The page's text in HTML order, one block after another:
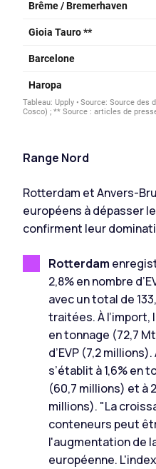
Range Nord
Rotterdam et Anvers-
européens à dépasser
confirment leur
Rotterdam
2,8% en nombre
avec un total de
traitées. À
en tonnage (72,7
d’EVP (7,2
s’établit à 1,6% en
(60,7 millions) et à
millions). "La
conteneurs peut
l'augmentation de
européenne.